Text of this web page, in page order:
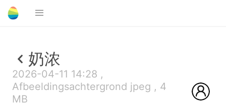
奶浓
2026-04-11 14:28 ,
Afbeeldingsachtergrond jpeg , 4
MB